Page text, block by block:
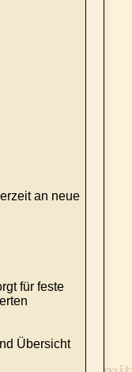
an neue
für feste
Übersicht